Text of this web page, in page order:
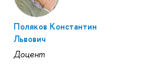
Поляков Константин
Львович
Доцент